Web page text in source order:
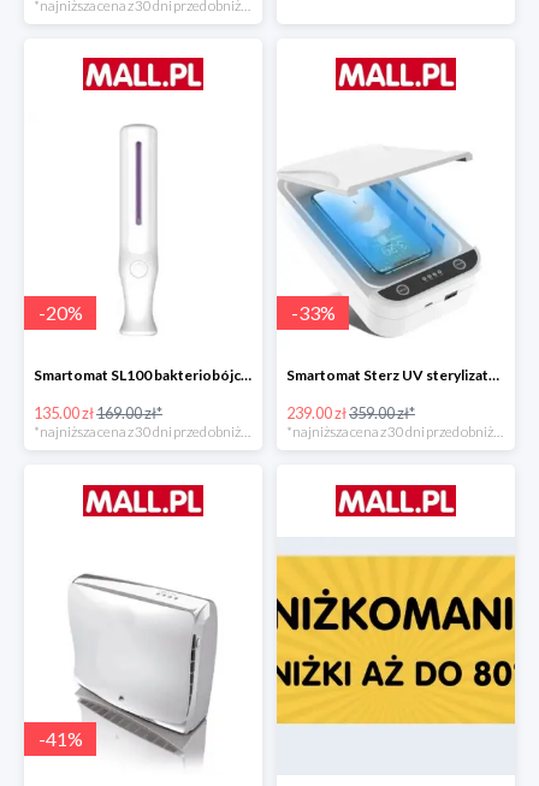
-20%
Smartomat SL100 bakteriobójcza lampa UV -20%
135.00 zł169.00 zł*
-33%
Smartomat Sterz UV sterylizator -33%
239.00 zł359.00 zł*
-41%